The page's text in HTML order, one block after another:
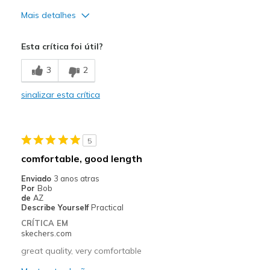
Mais detalhes
Contras
Not enough colors
Casual Wear
Sizing
Feels true to size
Esta crítica foi útil?
3 2
sinalizar esta crítica
5
comfortable, good length
Enviado 3 anos atras
Por Bob
de AZ
Describe Yourself Practical
CRÍTICA EM
skechers.com
great quality, very comfortable